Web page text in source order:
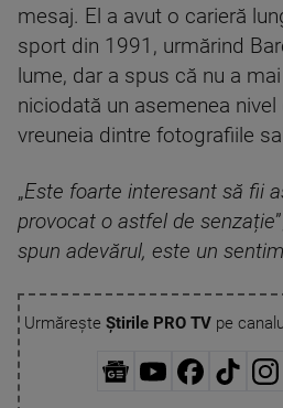
mesaj. El a avut o carieră
sport din 1991, urmărind
lume, dar a spus că nu a
niciodată un asemenea nivel
vreuneia dintre fotografiile
„Este foarte interesant să fii
provocat o astfel de senzație
spun adevărul, este un
Urmărește Știrile PRO TVpe